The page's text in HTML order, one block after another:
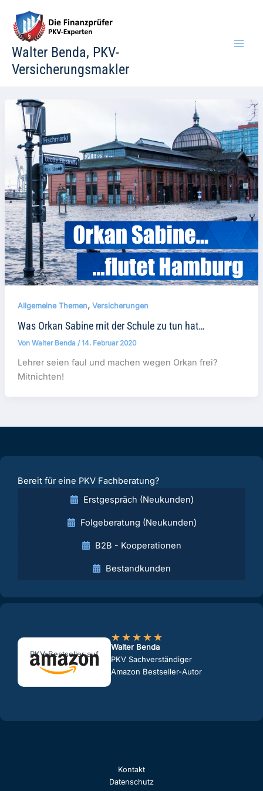
Inhalt
springen
Walter Benda, PKV-
Versicherungsmakler
Allgemeine Themen, Versicherungen
Was Orkan Sabine mit der Schule zu tun hat…
Von Walter Benda /14. Februar 2020
Lehrer seien faul und machen wegen Orkan frei?
Mitnichten!
Bereit für eine PKV Fachberatung?
Erstgespräch (Neukunden)
Folgeberatung (Neukunden)
B2B - Kooperationen
Bestandkunden
PKV-Bestseller auf
★★★★★
Walter Benda
PKV Sachverständiger
Amazon Bestseller-Autor
Kontakt
Datenschutz